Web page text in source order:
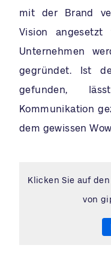
mit der Brand
Vision angesetzt
Unternehmen
gegründet. Ist
gefunden,
Kommunikation
dem gewissen
Klicken Sie auf
von